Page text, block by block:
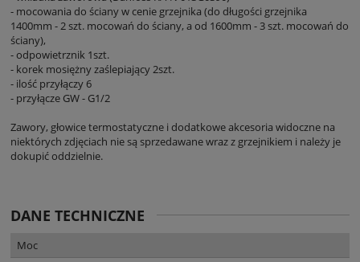
- mocowania do ściany w cenie grzejnika (do długości grzejnika
1400mm - 2 szt. mocowań do ściany, a od 1600mm - 3 szt. mocowań do
ściany),
- odpowietrznik 1szt.
- korek mosiężny zaślepiający 2szt.
- ilość przyłączy 6
- przyłącze GW - G1/2
Zawory, głowice termostatyczne i dodatkowe akcesoria widoczne na
niektórych zdjęciach nie są sprzedawane wraz z grzejnikiem i należy je
dokupić oddzielnie.
DANE TECHNICZNE
Moc